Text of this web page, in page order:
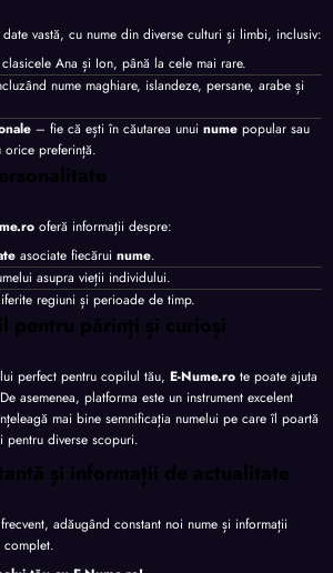
vastă, cu nume din diverse culturi și limbi, inclusiv:
Ana și Ion, până la cele mai rare.
nume maghiare, islandeze, persane, arabe și
– fie că ești în căutarea unui nume popular sau
orice preferință.
oferă informații despre:
asociate fiecărui nume.
asupra vieții individului.
regiuni și perioade de timp.
pentru părinți și curioși
perfect pentru copilul tău, E-Nume.ro te poate ajuta
asemenea, platforma este un instrument excelent
mai bine semnificația numelui pe care îl poartă
pentru diverse scopuri.
și informații de actualitate
adăugând constant noi nume și informații
complet.